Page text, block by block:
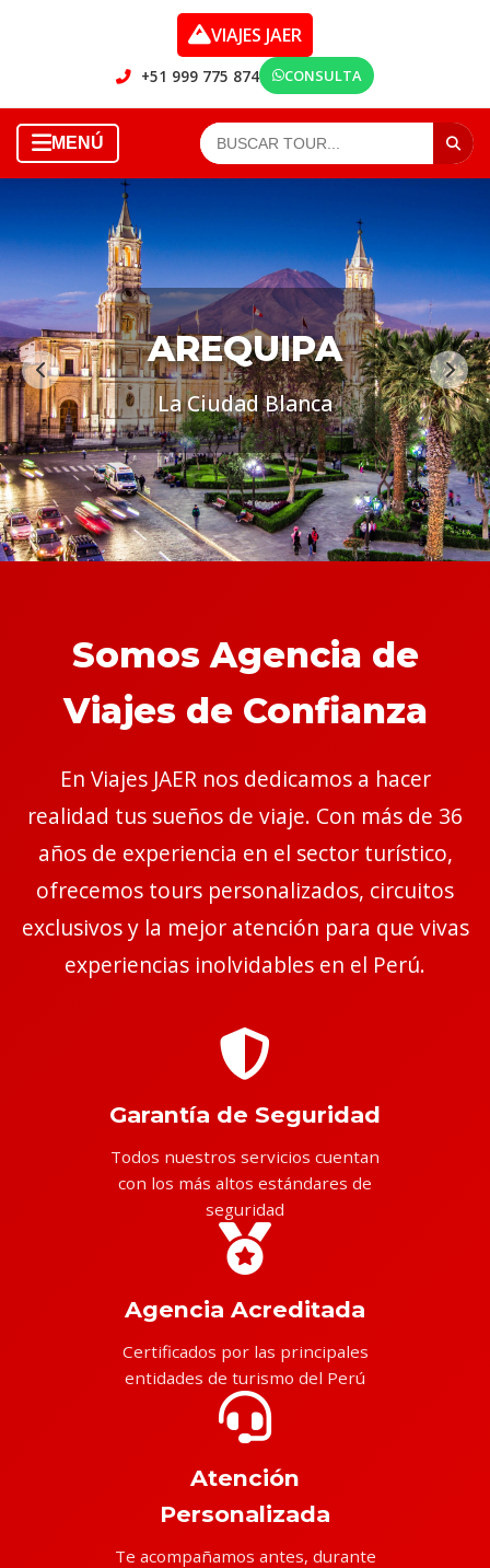
VIAJES JAER
+51 999 775 874 CONSULTA
MENÚ
AREQUIPA
La Ciudad Blanca
Somos Agencia de
Viajes de Confianza
En Viajes JAER nos dedicamos a hacer
realidad tus sueños de viaje. Con más de 36
años de experiencia en el sector turístico,
ofrecemos tours personalizados, circuitos
exclusivos y la mejor atención para que vivas
experiencias inolvidables en el Perú.
Garantía de Seguridad
Todos nuestros servicios cuentan
con los más altos estándares de
seguridad
Agencia Acreditada
Certificados por las principales
entidades de turismo del Perú
Atención
Personalizada
Te acompañamos antes, durante